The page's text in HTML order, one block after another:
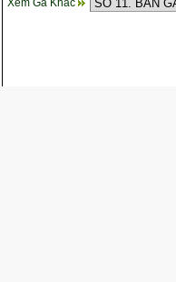
Xem Gà Khác